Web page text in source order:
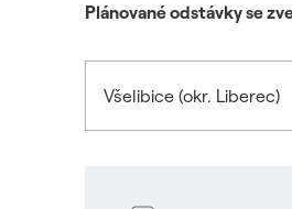
Plánované odstávky se